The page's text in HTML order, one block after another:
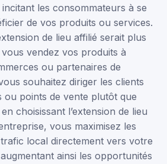
les consommateurs à se
de vos produits ou services.
de lieu affilié serait plus
vendez vos produits à
ou partenaires de
souhaitez diriger les clients
ou points de vente plutôt que
choisissant l’extension de lieu
vous maximisez les
local directement vers votre
ainsi les opportunités